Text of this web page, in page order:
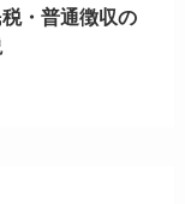
・普通徴収の